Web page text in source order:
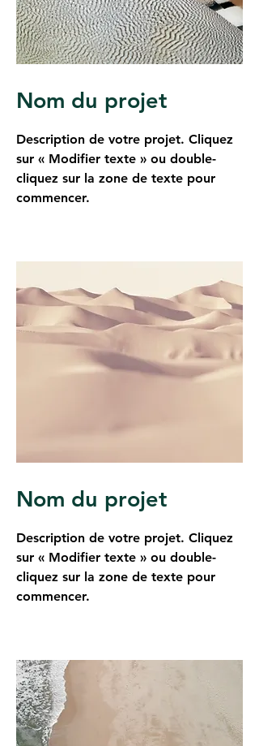
Nom du projet
Description de votre projet. Cliquez
sur « Modifier texte » ou double-
cliquez sur la zone de texte pour
commencer.
Nom du projet
Description de votre projet. Cliquez
sur « Modifier texte » ou double-
cliquez sur la zone de texte pour
commencer.